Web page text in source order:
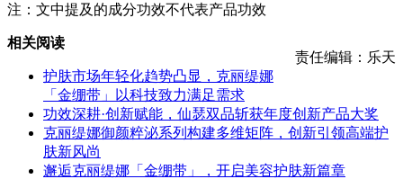
注：文中提及的成分功效不代表产品功效
责任编辑：乐天
相关阅读
护肤市场年轻化趋势凸显，克丽缇娜
「金绷带」以科技致力满足需求
功效深耕·创新赋能，仙瑟双品斩获年度创新产品大奖
克丽缇娜御颜粹泌系列构建多维矩阵，创新引领高端护
肤新风尚
邂逅克丽缇娜「金绷带」，开启美容护肤新篇章